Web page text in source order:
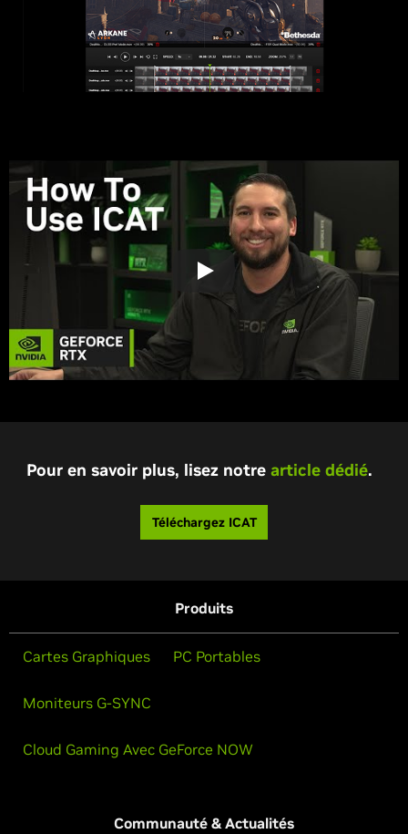
Pour en savoir plus, lisez notre article dédié.
Téléchargez ICAT
Produits
Cartes Graphiques PC Portables
Moniteurs G-SYNC
Cloud Gaming Avec GeForce NOW
Communauté & Actualités